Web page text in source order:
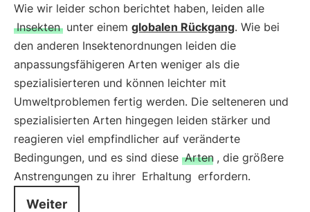
Wie wir leider schon berichtet haben, leiden alle
Insekten unter einem globalen Rückgang. Wie bei
den anderen Insektenordnungen leiden die
anpassungsfähigeren Arten weniger als die
spezialisierteren und können leichter mit
Umweltproblemen fertig werden. Die selteneren und
spezialisierten Arten hingegen leiden stärker und
reagieren viel empfindlicher auf veränderte
Bedingungen, und es sind diese Arten , die größere
Anstrengungen zu ihrer Erhaltung erfordern.
Weiter